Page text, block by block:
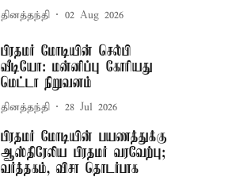
தினத்தந்தி 02 Aug 2026
பிரதமர் மோடியின் செல்பி
வீடியோ: மன்னிப்பு கோரியது
மெட்டா நிறுவனம்
தினத்தந்தி 28 Jul 2026
பிரதமர் மோடியின் பயணத்துக்கு
ஆஸ்திரேலிய பிரதமர் வரவேற்பு;
வர்த்தகம், விசா தொடர்பாக